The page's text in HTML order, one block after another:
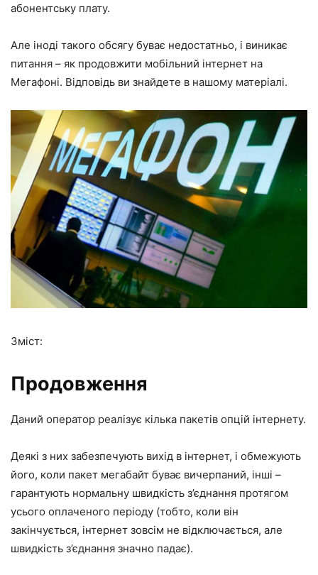
абонентську плату.
Але іноді такого обсягу буває недостатньо, і виникає
питання – як продовжити мобільний інтернет на
Мегафоні. Відповідь ви знайдете в нашому матеріалі.
Зміст:
Продовження
Даний оператор реалізує кілька пакетів опцій інтернету.
Деякі з них забезпечують вихід в інтернет, і обмежують
його, коли пакет мегабайт буває вичерпаний, інші –
гарантують нормальну швидкість з’єднання протягом
усього оплаченого періоду (тобто, коли він
закінчується, інтернет зовсім не відключається, але
швидкість з’єднання значно падає).